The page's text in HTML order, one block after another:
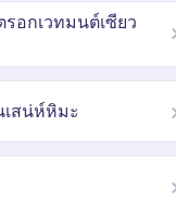
อกเวทมนต์เซียว
เสน่ห์หิมะ